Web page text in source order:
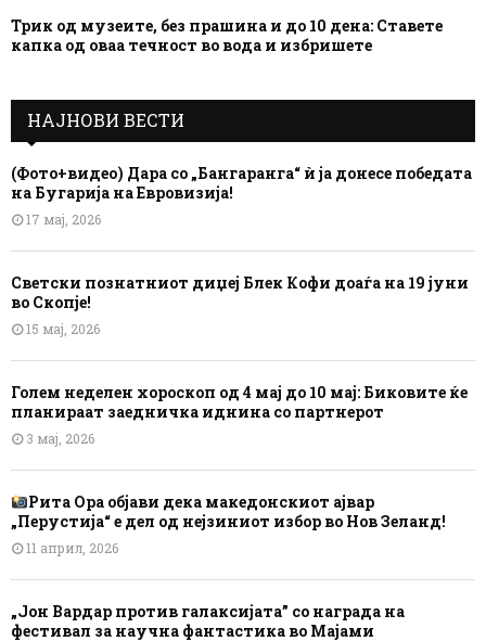
Трик од музеите, без прашина и до 10 дена: Ставете
капка од оваа течност во вода и избришете
НАЈНОВИ ВЕСТИ
(Фото+видео) Дара со „Бангаранга“ ѝ ја донесе победата
на Бугарија на Евровизија!
17 мај, 2026
Светски познатниот диџеј Блек Кофи доаѓа на 19 јуни
во Скопје!
15 мај, 2026
Голем неделен хороскоп од 4 мај до 10 мај: Биковите ќе
планираат заедничка иднина со партнерот
3 мај, 2026
Рита Ора објави дека македонскиот ајвар
„Перустија“ е дел од нејзиниот избор во Нов Зеланд!
11 април, 2026
„Јон Вардар против галаксијата” со награда на
фестивал за научна фантастика во Мајами